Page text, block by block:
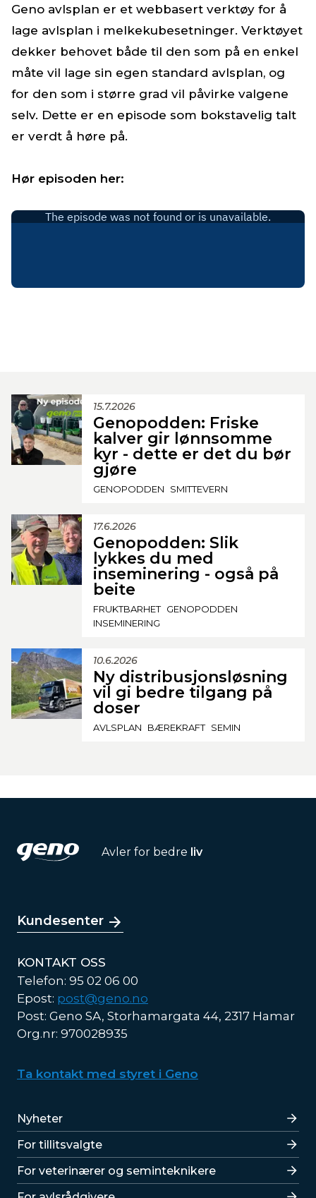
Geno avlsplan er et webbasert verktøy for å
lage avlsplan i melkekubesetninger. Verktøyet
dekker behovet både til den som på en enkel
måte vil lage sin egen standard avlsplan, og
for den som i større grad vil påvirke valgene
selv. Dette er en episode som bokstavelig talt
er verdt å høre på.
Hør episoden her:
15.7.2026
Genopodden: Friske
kalver gir lønnsomme
kyr - dette er det du bør
gjøre
GENOPODDEN SMITTEVERN
17.6.2026
Genopodden: Slik
lykkes du med
inseminering - også på
beite
FRUKTBARHET GENOPODDEN
INSEMINERING
10.6.2026
Ny distribusjonsløsning
vil gi bedre tilgang på
doser
AVLSPLAN BÆREKRAFT SEMIN
Avler for bedre liv
Kundesenter
KONTAKT OSS
Telefon: 95 02 06 00
Epost: post@geno.no
Post: Geno SA, Storhamargata 44, 2317 Hamar
Org.nr: 970028935
Ta kontakt med styret i Geno
Lenker
Nyheter
For tillitsvalgte
For veterinærer og seminteknikere